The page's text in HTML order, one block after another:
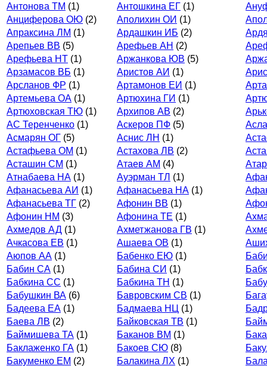
Антонова ТМ (1) Антошкина ЕГ (1)
Анциферова ОЮ (2) Аполихин ОИ (1)
Апраксина ЛМ (1) Ардашкин ИБ (2)
Арепьев ВВ (5) Арефьев АН (2)
Арефьева НТ (1) Аржанкова ЮВ (5)
Арзамасов ВБ (1) Аристов АИ (1)
Арсланов ФР (1) Артамонов ЕИ (1)
Артемьева ОА (1) Артюхина ГИ (1)
Артюховская ТЮ (1) Архипов АВ (2)
АС Теренченко (1) Аскеров ПФ (5)
Асмарян ОГ (5) Аснис ЛН (1)
Астафьева ОМ (1) Астахова ЛВ (2)
Асташин СМ (1) Атаев АМ (4)
Атнабаева НА (1) Ауэрман ТЛ (1)
Афанасьева АИ (1) Афанасьева НА (1)
Афанасьева ТГ (2) Афонин ВВ (1)
Афонин НМ (3) Афонина ТЕ (1)
Ахмедов АД (1) Ахметжанова ГВ (1)
Ачкасова ЕВ (1) Ашаева ОВ (1)
Аюпов АА (1) Бабенко ЕЮ (1)
Бабин СА (1) Бабина СИ (1)
Бабкина СС (1) Бабкина ТН (1)
Бабушкин ВА (6) Бавровским СВ (1)
Бадеева ЕА (1) Бадмаева НЦ (1)
Баева ЛВ (2) Байковская ТВ (1)
Баймишева ТА (1) Баканов ВМ (1)
Баклаженко ГА (1) Бакоев СЮ (8)
Бакуменко ЕМ (2) Балакина ЛХ (1)